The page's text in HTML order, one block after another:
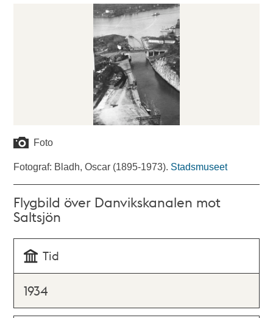
Foto
Fotograf: Bladh, Oscar (1895-1973). Stadsmuseet
Flygbild över Danvikskanalen mot
Saltsjön
Tid
1934